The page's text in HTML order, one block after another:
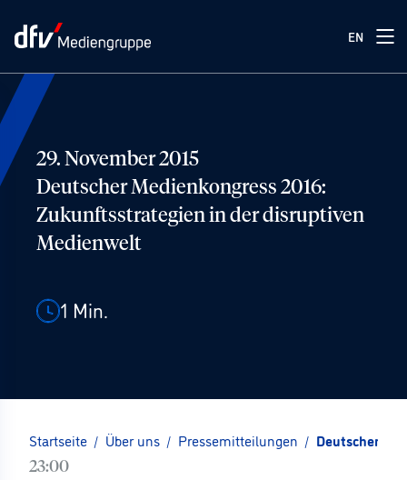
EN
29. November 2015
Deutscher Medienkongress 2016:
Zukunftsstrategien in der disruptiven
Medienwelt
1 Min.
Startseite / Über uns / Pressemitteilungen / Deutscher
23:00